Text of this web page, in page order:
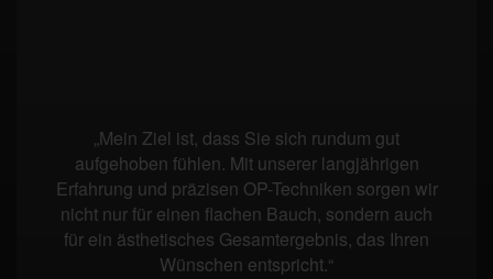
„Mein Ziel ist, dass Sie sich rundum gut
aufgehoben fühlen. Mit unserer langjährigen
Erfahrung und präzisen OP-Techniken sorgen wir
nicht nur für einen flachen Bauch, sondern auch
für ein ästhetisches Gesamtergebnis, das Ihren
Wünschen entspricht.“